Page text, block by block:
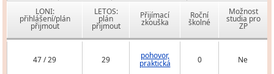
LONI:
přihlášení/plán
přijmout
LETOS:
plán
přijmout
Přijímací
zkouška
Roční
školné
Možnost
studia pro
ZP
47 / 29 29 pohovor,
praktická 0 Ne